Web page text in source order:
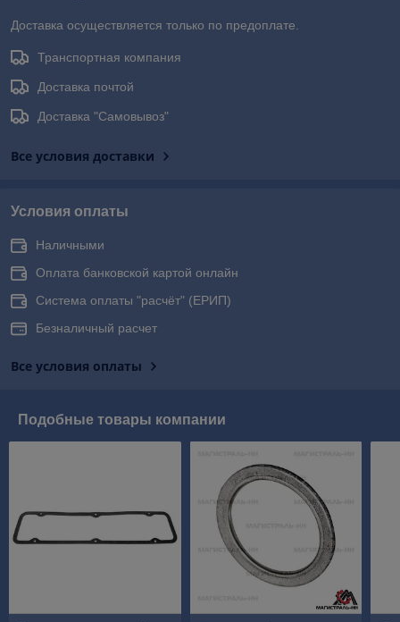
Доставка осуществляется только по предоплате.
Транспортная компания
Доставка почтой
Доставка "Самовывоз"
Все условия доставки
Условия оплаты
Наличными
Оплата банковской картой онлайн
Система оплаты "расчёт" (ЕРИП)
Безналичный расчет
Все условия оплаты
Подобные товары компании